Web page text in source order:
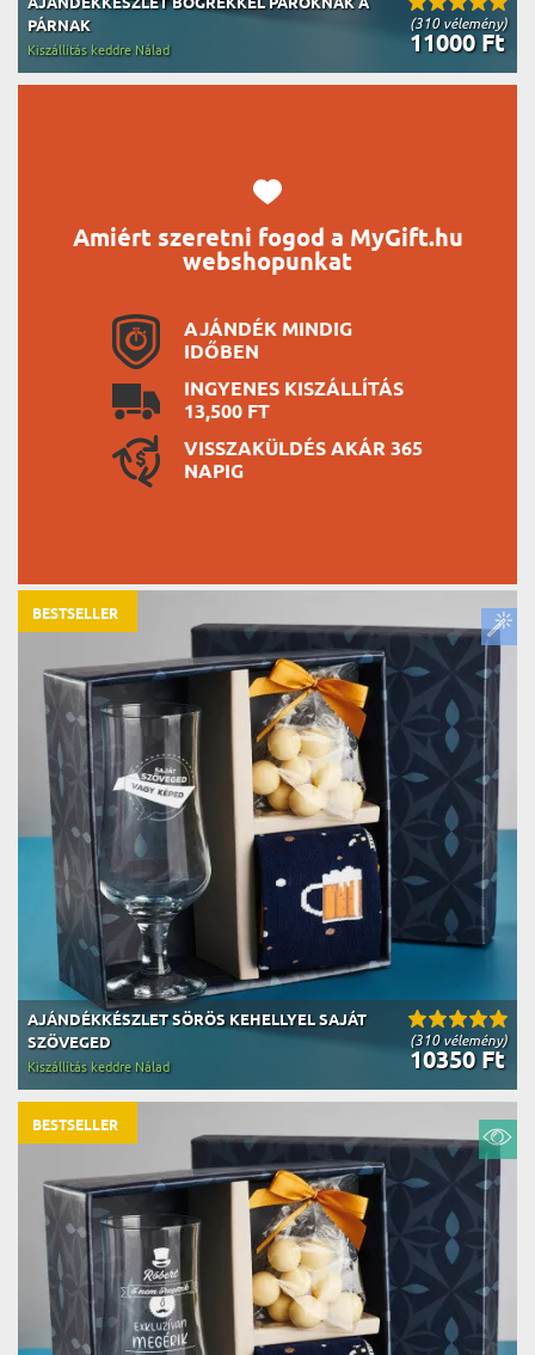
(310 vélemény)
PÁRNAK
11000 Ft
Kiszállítás keddre Nálad
Amiért szeretni fogod a MyGift.hu
webshopunkat
AJÁNDÉK MINDIG
IDŐBEN
INGYENES KISZÁLLÍTÁS
13,500 FT
VISSZAKÜLDÉS AKÁR 365
NAPIG
(310 vélemény)
AJÁNDÉKKÉSZLET SÖRÖS KEHELLYEL SAJÁT
SZÖVEGED
10350 Ft
Kiszállítás keddre Nálad
BESTSELLER
BESTSELLER